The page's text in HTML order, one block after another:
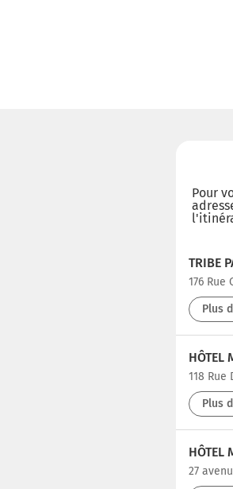
Pour
TRIBE
176 Rue
Plus
HÔTEL
118
Plus
HÔTEL
27